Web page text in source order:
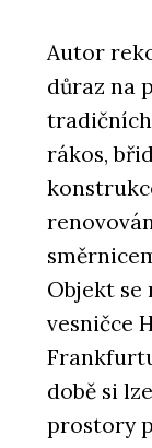
Autor
důraz na
rákos,
Objekt se
vesničce
době si
prostory